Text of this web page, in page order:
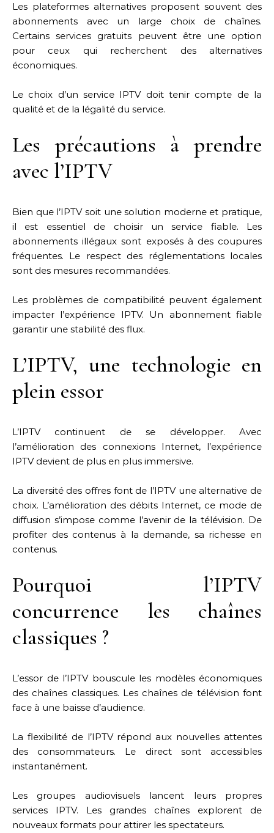
Les plateformes alternatives proposent souvent des
abonnements avec un large choix de chaînes.
Certains services gratuits peuvent être une option
pour ceux qui recherchent des alternatives
économiques.
Le choix d’un service IPTV doit tenir compte de la
qualité et de la légalité du service.
Les précautions à prendre
avec l’IPTV
Bien que l’IPTV soit une solution moderne et pratique,
il est essentiel de choisir un service fiable. Les
abonnements illégaux sont exposés à des coupures
fréquentes. Le respect des réglementations locales
sont des mesures recommandées.
Les problèmes de compatibilité peuvent également
impacter l’expérience IPTV. Un abonnement fiable
garantir une stabilité des flux.
L’IPTV, une technologie en
plein essor
L’IPTV continuent de se développer. Avec
l’amélioration des connexions Internet, l’expérience
IPTV devient de plus en plus immersive.
La diversité des offres font de l’IPTV une alternative de
choix. L’amélioration des débits Internet, ce mode de
diffusion s’impose comme l’avenir de la télévision. De
profiter des contenus à la demande, sa richesse en
contenus.
Pourquoi l’IPTV
concurrence les chaînes
classiques ?
L’essor de l’IPTV bouscule les modèles économiques
des chaînes classiques. Les chaînes de télévision font
face à une baisse d’audience.
La flexibilité de l’IPTV répond aux nouvelles attentes
des consommateurs. Le direct sont accessibles
instantanément.
Les groupes audiovisuels lancent leurs propres
services IPTV. Les grandes chaînes explorent de
nouveaux formats pour attirer les spectateurs.